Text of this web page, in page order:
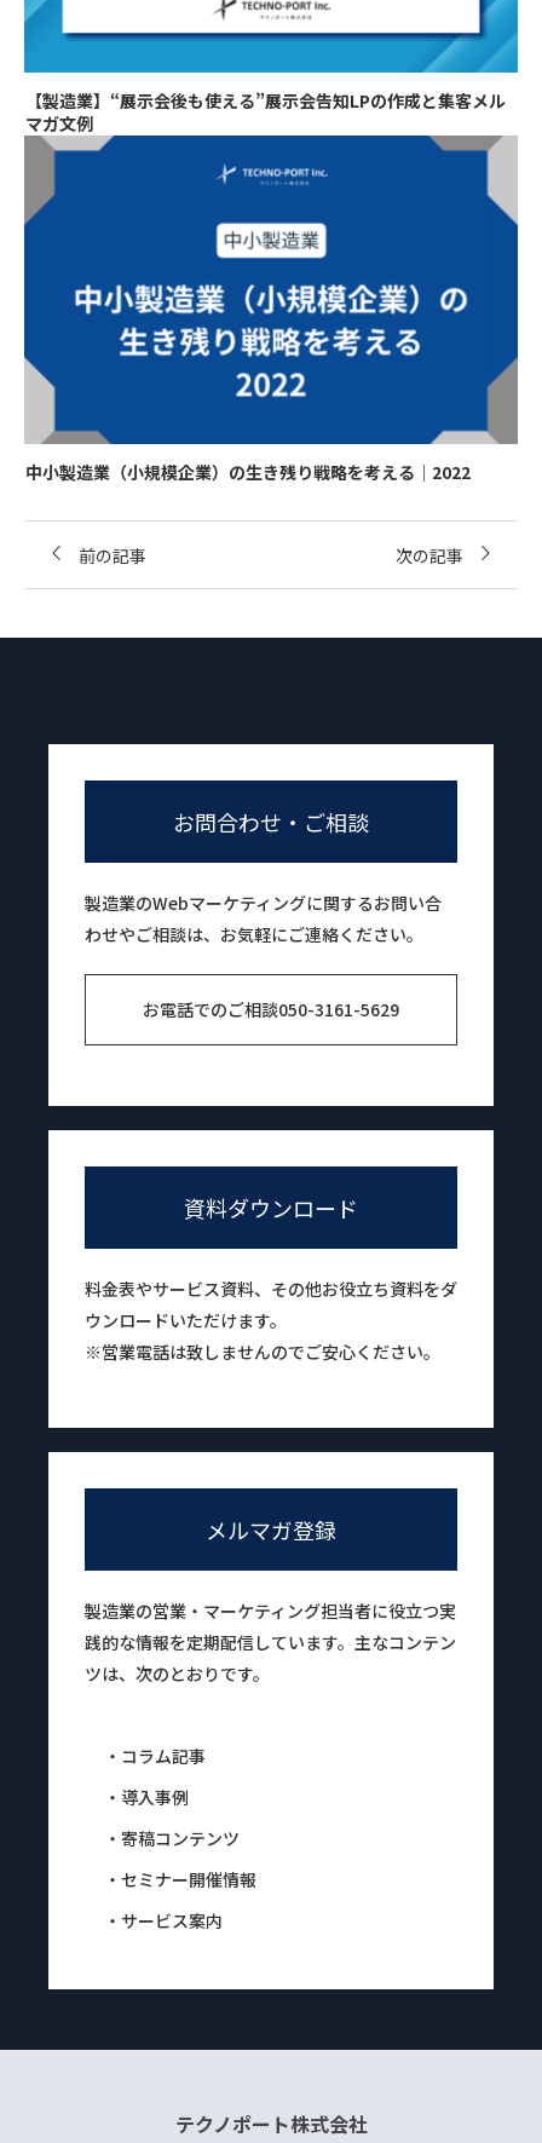
【製造業】“展示会後も使える”展示会告知LPの作成と集客メル
マガ文例
中小製造業（小規模企業）の生き残り戦略を考える｜2022
前の記事 次の記事
お問合わせ・ご相談
製造業のWebマーケティングに関するお問い合
わせやご相談は、お気軽にご連絡ください。
お電話でのご相談050-3161-5629
資料ダウンロード
料金表やサービス資料、その他お役立ち資料をダ
ウンロードいただけます。
※営業電話は致しませんのでご安心ください。
メルマガ登録
製造業の営業・マーケティング担当者に役立つ実
践的な情報を定期配信しています。主なコンテン
ツは、次のとおりです。
・コラム記事
・導入事例
・寄稿コンテンツ
・セミナー開催情報
・サービス案内
テクノポート株式会社